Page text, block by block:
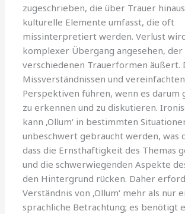
zugeschrieben, die über Trauer
kulturelle Elemente umfasst, die oft
missinterpretiert werden. Verlust
komplexer Übergang angesehen, der
verschiedenen Trauerformen äußert.
Missverständnissen und vereinfachten
Perspektiven führen, wenn es darum
zu erkennen und zu diskutieren.
kann ‚Ollum‘ in bestimmten
unbeschwert gebraucht werden, was
dass die Ernsthaftigkeit des Themas
und die schwerwiegenden Aspekte
den Hintergrund rücken. Daher
Verständnis von ‚Ollum‘ mehr als nur
sprachliche Betrachtung; es benötigt